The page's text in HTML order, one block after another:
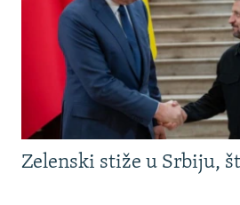
Zelenski stiže u Srbiju,